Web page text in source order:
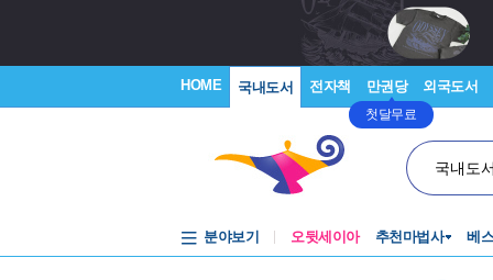
HOME 국내도서 전자책 만권당
첫달무료
외국도서
국내도
분야보기 오뒷세이아 추천마법사 베